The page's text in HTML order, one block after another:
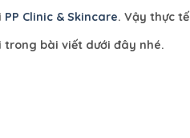
PP Clinic & Skincare. Vậy thực tế
trong bài viết dưới đây nhé.